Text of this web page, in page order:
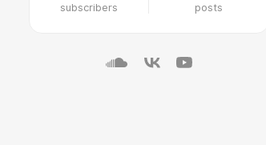
subscribers posts